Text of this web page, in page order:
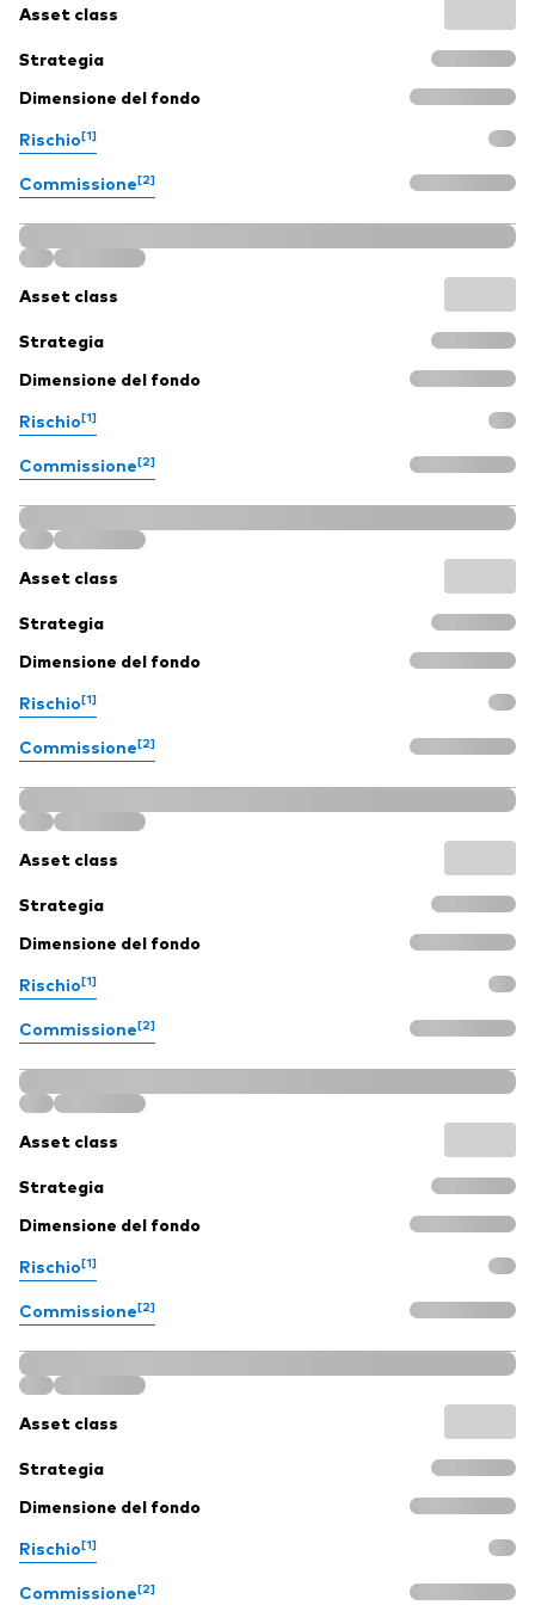
Asset class
Strategia
Dimensione del fondo
Rischio[1]
Commissione[2]
Asset class
Strategia
Dimensione del fondo
Rischio[1]
Commissione[2]
Asset class
Strategia
Dimensione del fondo
Rischio[1]
Commissione[2]
Asset class
Strategia
Dimensione del fondo
Rischio[1]
Commissione[2]
Asset class
Strategia
Dimensione del fondo
Rischio[1]
Commissione[2]
Asset class
Strategia
Dimensione del fondo
Rischio[1]
Commissione[2]